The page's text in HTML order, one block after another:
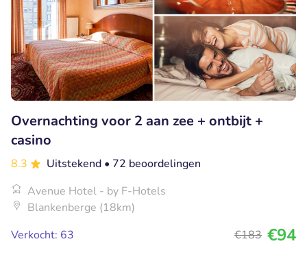
Overnachting voor 2 aan zee + ontbijt +
casino
8.3 Uitstekend • 72 beoordelingen
Avenue Hotel - by F-Hotels
Blankenberge (18km)
Verkocht: 63
€183 €94